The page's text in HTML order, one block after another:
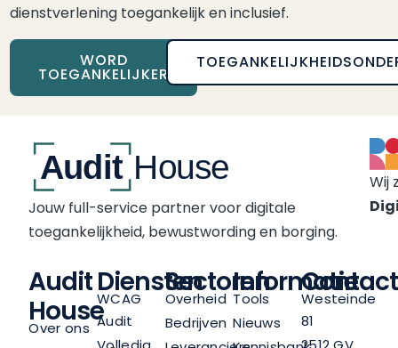
dienstverlening toegankelijk en inclusief.
WORD
TOEGANKELIJKER
Jouw full-service partner voor digitale
toegankelijkheid, bewustwording en borging.
Wij
Audit
House
Over ons
Diensten
WCAG
Audit
Sectoren
Overheid
Bedrijven
Informatie
Tools
Nieuws
Contact
Westeinde
81